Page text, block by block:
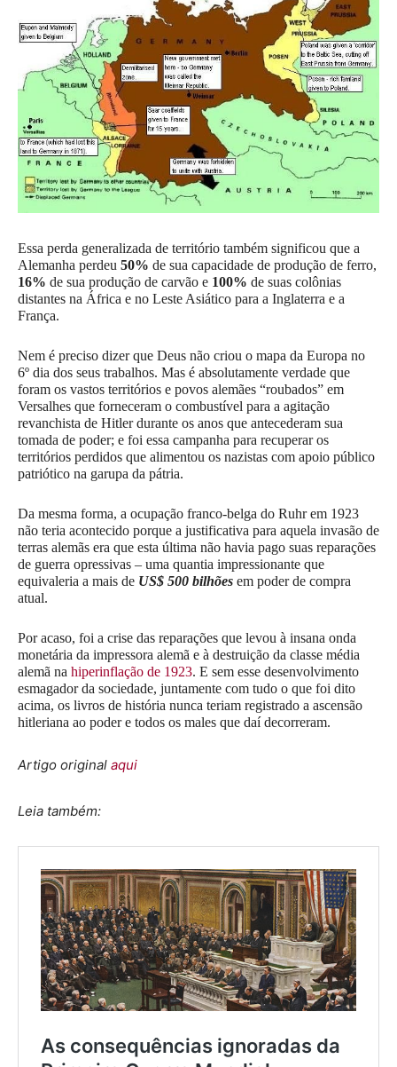
Essa perda generalizada de território também significou que a
Alemanha perdeu 50% de sua capacidade de produção de ferro,
16% de sua produção de carvão e 100% de suas colônias
distantes na África e no Leste Asiático para a Inglaterra e a
França.
Nem é preciso dizer que Deus não criou o mapa da Europa no
6º dia dos seus trabalhos. Mas é absolutamente verdade que
foram os vastos territórios e povos alemães “roubados” em
Versalhes que forneceram o combustível para a agitação
revanchista de Hitler durante os anos que antecederam sua
tomada de poder; e foi essa campanha para recuperar os
territórios perdidos que alimentou os nazistas com apoio público
patriótico na garupa da pátria.
Da mesma forma, a ocupação franco-belga do Ruhr em 1923
não teria acontecido porque a justificativa para aquela invasão de
terras alemãs era que esta última não havia pago suas reparações
de guerra opressivas – uma quantia impressionante que
equivaleria a mais de US$ 500 bilhões em poder de compra
atual.
Por acaso, foi a crise das reparações que levou à insana onda
monetária da impressora alemã e à destruição da classe média
alemã na hiperinflação de 1923. E sem esse desenvolvimento
esmagador da sociedade, juntamente com tudo o que foi dito
acima, os livros de história nunca teriam registrado a ascensão
hitleriana ao poder e todos os males que daí decorreram.
Artigo original aqui
Leia também: